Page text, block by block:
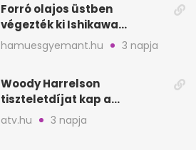
Forró olajos üstben
végezték ki Ishikawa
Goemont, Japán Robin
Hoodját
hamuesgyemant.hu 3 napja
Woody Harrelson
tiszteletdíjat kap a
Szarajevói Filmfesztiválon
atv.hu 3 napja